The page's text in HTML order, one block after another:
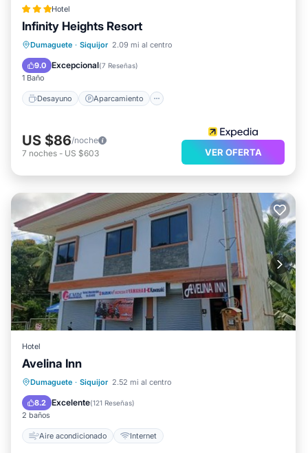
Hotel
Infinity Heights Resort
Dumaguete · Siquijor 2.09 mi al centro
9.0 Excepcional(7 Reseñas)
1 Baño
Desayuno Aparcamiento
Desayuno Aparcamiento
Spa
US $86/noche
7 noches - US $603 VER OFERTA
Hotel
Avelina Inn
Dumaguete · Siquijor 2.52 mi al centro
8.2 Excelente(121 Reseñas)
2 baños
Aire acondicionado Internet
Aire acondicionado